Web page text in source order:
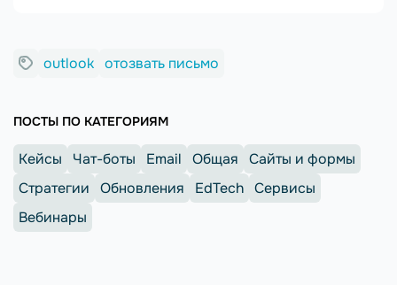
outlook отозвать письмо
ПОСТЫ ПО КАТЕГОРИЯМ
Кейсы Чат-боты Email Общая
Сайты и формы
Стратегии
Обновления EdTech Сервисы
Вебинары